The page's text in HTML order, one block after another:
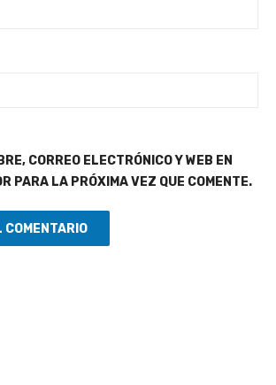
CORREO ELECTRÓNICO Y WEB EN
PARA LA PRÓXIMA VEZ QUE COMENTE.